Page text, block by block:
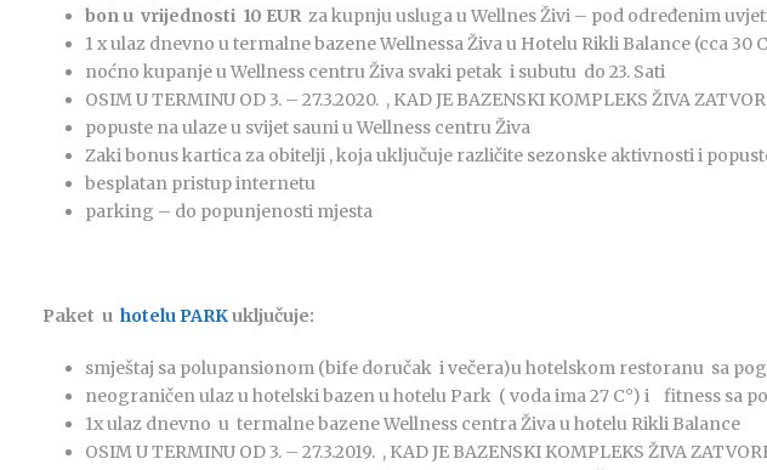
bon u vrijednosti 10 EURza kupnju usluga u Wellnes Živi – pod određenim
1 x ulaz dnevno u termalne bazene Wellnessa Živa u Hotelu Rikli Balance (cca
noćno kupanje u Wellness centru Živa svaki petak i subutu do 23. Sati
OSIM U TERMINU OD 3. – 27.3.2020. , KAD JE BAZENSKI KOMPLEKS ŽIVA
popuste na ulaze u svijet sauni u Wellness centru Živa
Zaki bonus kartica za obitelji , koja uključuje različite sezonske aktivnosti i
besplatan pristup internetu
parking – do popunjenosti mjesta
Paket u hotelu PARKuključuje:
smještaj sa polupansionom (bife doručak i večera)u hotelskom restoranu sa
neograničen ulaz u hotelski bazen u hotelu Park ( voda ima 27 C°) i fitness sa
1x ulaz dnevno u termalne bazene Wellness centra Živa u hotelu Rikli Balance
OSIM U TERMINU OD 3. – 27.3.2019. , KAD JE BAZENSKI KOMPLEKS ŽIVA